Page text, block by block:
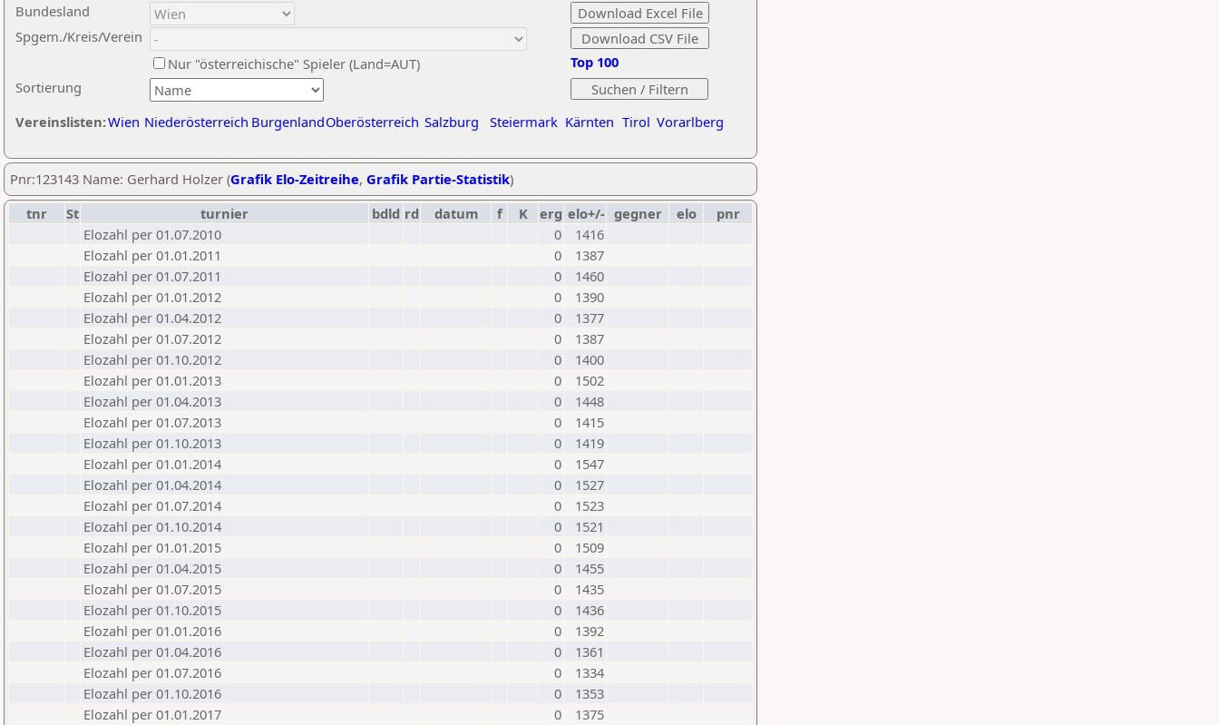
Sortierung
Bundesland
Spgem./Kreis/Verein
Nur "österreichische" Spieler (Land=AUT)
Vereinslisten:Wien Niederösterreich BurgenlandOberösterreich Salzburg Steiermark Kärnten Tirol Vorarlberg
Top 100
Pnr:123143 Name: Gerhard Holzer (Grafik Elo-Zeitreihe, Grafik Partie-Statistik)
tnr
St turnier bdld rd datum f K erg elo+/- gegner elo
pnr
Elozahl per 01.07.2010
0
1416
Elozahl per 01.01.2011
0
1387
Elozahl per 01.07.2011
0
1460
Elozahl per 01.01.2012
0
1390
Elozahl per 01.04.2012
0
1377
Elozahl per 01.07.2012
0
1387
Elozahl per 01.10.2012
0
1400
Elozahl per 01.01.2013
0
1502
Elozahl per 01.04.2013
0
1448
Elozahl per 01.07.2013
0
1415
Elozahl per 01.10.2013
0
1419
Elozahl per 01.01.2014
0
1547
Elozahl per 01.04.2014
0
1527
Elozahl per 01.07.2014
0
1523
Elozahl per 01.10.2014
0
1521
Elozahl per 01.01.2015
0
1509
Elozahl per 01.04.2015
0
1455
Elozahl per 01.07.2015
0
1435
Elozahl per 01.10.2015
0
1436
Elozahl per 01.01.2016
0
1392
Elozahl per 01.04.2016
0
1361
Elozahl per 01.07.2016
0
1334
Elozahl per 01.10.2016
0
1353
Elozahl per 01.01.2017
0
1375